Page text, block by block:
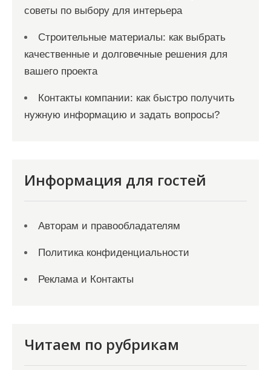
советы по выбору для интерьера
Строительные материалы: как выбрать
качественные и долговечные решения для
вашего проекта
Контакты компании: как быстро получить
нужную информацию и задать вопросы?
Информация для гостей
Авторам и правообладателям
Политика конфиденциальности
Реклама и Контакты
Читаем по рубрикам